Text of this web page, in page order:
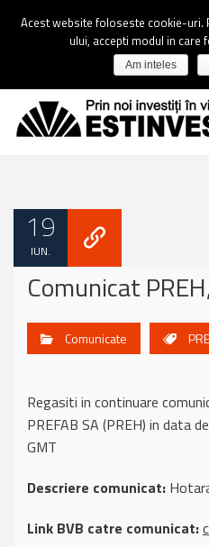
19
IUN.
Comunicat
Comunicate
Regasiti in continuare
PREFAB SA (PREH) in data
GMT
Descriere comunicat:
Link BVB catre comunicat:
Acest website foloseste cookie-
ului, accepti modul in
Am inteles